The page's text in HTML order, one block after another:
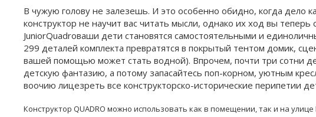
В чужую голову не залезешь. И это особенно обидно, когда дело
конструктор не научит вас читать мысли, однако их ход вы
JuniorQuadroваши дети становятся самостоятельными и
299 деталей комплекта превратятся в покрытый тентом домик,
вашей помощью может стать водной). Впрочем, почти три сотни
детскую фантазию, а потому запасайтесь поп-корном, уютным
воочию лицезреть все конструкторско-исторические перипетии
Конструктор QUADRO можно использовать как в помещении, так и на